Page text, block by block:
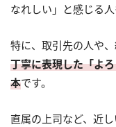
なれしい」と感じる人
特に、取引先の人や
丁寧に表現した「よ
本です。
直属の上司など、近